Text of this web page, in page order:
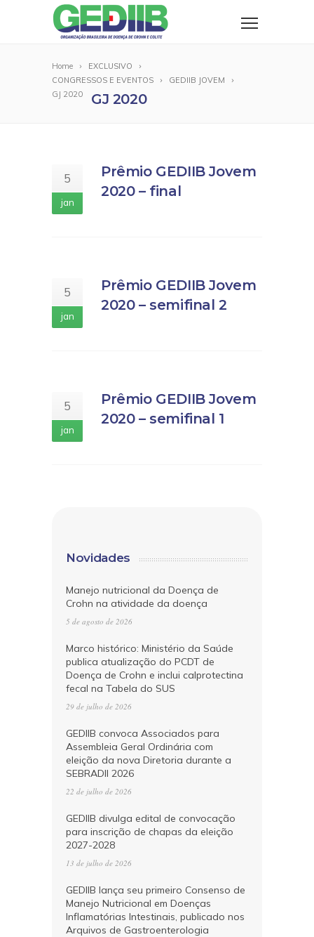
Home
EXCLUSIVO
CONGRESSOS E EVENTOS
GEDIIB JOVEM
GJ 2020
GJ 2020
5
jan
Prêmio GEDIIB Jovem
2020 – final
5
jan
Prêmio GEDIIB Jovem
2020 – semifinal 2
5
jan
Prêmio GEDIIB Jovem
2020 – semifinal 1
Novidades
Manejo nutricional da Doença de
Crohn na atividade da doença
5 de agosto de 2026
Marco histórico: Ministério da Saúde
publica atualização do PCDT de
Doença de Crohn e inclui calprotectina
fecal na Tabela do SUS
29 de julho de 2026
GEDIIB convoca Associados para
Assembleia Geral Ordinária com
eleição da nova Diretoria durante a
SEBRADII 2026
22 de julho de 2026
GEDIIB divulga edital de convocação
para inscrição de chapas da eleição
2027-2028
13 de julho de 2026
GEDIIB lança seu primeiro Consenso de
Manejo Nutricional em Doenças
Inflamatórias Intestinais, publicado nos
Arquivos de Gastroenterologia